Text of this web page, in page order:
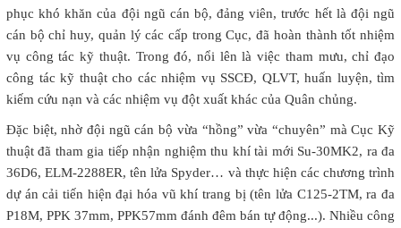
phục khó khăn của đội ngũ cán bộ, đảng viên, trước hết là đội ngũ
cán bộ chỉ huy, quản lý các cấp trong Cục, đã hoàn thành tốt nhiệm
vụ công tác kỹ thuật. Trong đó, nổi lên là việc tham mưu, chỉ đạo
công tác kỹ thuật cho các nhiệm vụ SSCĐ, QLVT, huấn luyện, tìm
kiếm cứu nạn và các nhiệm vụ đột xuất khác của Quân chủng.
Đặc biệt, nhờ đội ngũ cán bộ vừa “hồng” vừa “chuyên” mà Cục Kỹ
thuật đã tham gia tiếp nhận nghiệm thu khí tài mới Su-30MK2, ra đa
36D6, ELM-2288ER, tên lửa Spyder… và thực hiện các chương trình
dự án cải tiến hiện đại hóa vũ khí trang bị (tên lửa C125-2TM, ra đa
P18M, PPK 37mm, PPK57mm đánh đêm bán tự động...). Nhiều công